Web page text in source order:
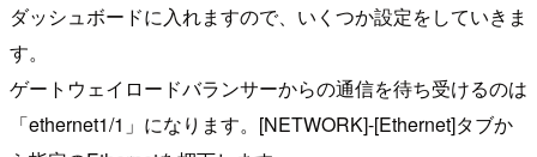
ダッシュボードに入れますので、いくつか設定をしていきま
す。
ゲートウェイロードバランサーからの通信を待ち受けるのは
「ethernet1/1」になります。[NETWORK]-[Ethernet]タブか